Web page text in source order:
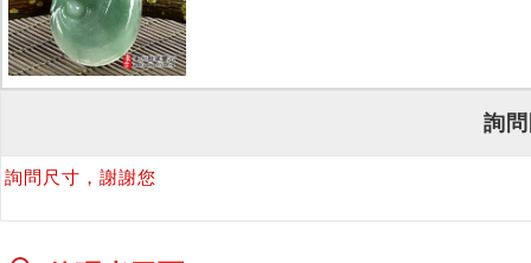
詢
詢問尺寸，謝謝您